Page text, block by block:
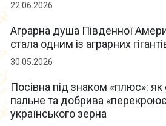
22.06.2026
Аграрна душа Південної
стала одним із аграрних
30.05.2026
Посівна під знаком «плюс»: як
пальне та добрива
українського зерна